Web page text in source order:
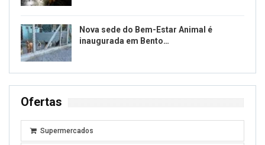
Nova sede do Bem-Estar Animal é
inaugurada em Bento…
Ofertas
Supermercados